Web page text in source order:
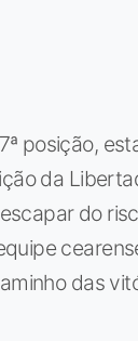
posição,
da
do
das